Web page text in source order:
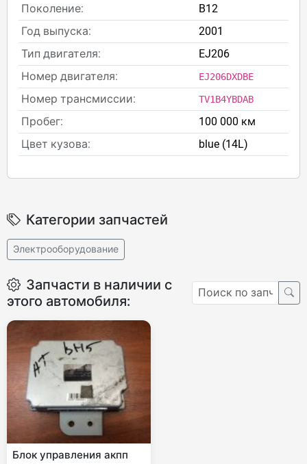
Поколение:
B12
Год выпуска:
2001
Тип двигателя:
EJ206
Номер двигателя:
EJ206DXDBE
Номер трансмиссии: TV1B4YBDAB
Пробег:
100 000 км
Цвет кузова:
blue (14L)
Категории запчастей
Электрооборудование
Запчасти в наличии с
этого автомобиля:
Блок управления акпп